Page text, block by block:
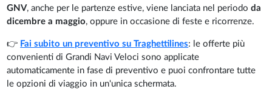
GNV, anche per le partenze estive, viene lanciata nel periododa
dicembre a maggio, oppure in occasione di feste e ricorrenze.
👉 Fai subito un preventivo su Traghettilines: le offerte più
convenienti di Grandi Navi Veloci sono applicate
automaticamente in fase di preventivo e puoi confrontare tutte
le opzioni di viaggio in un'unica schermata.